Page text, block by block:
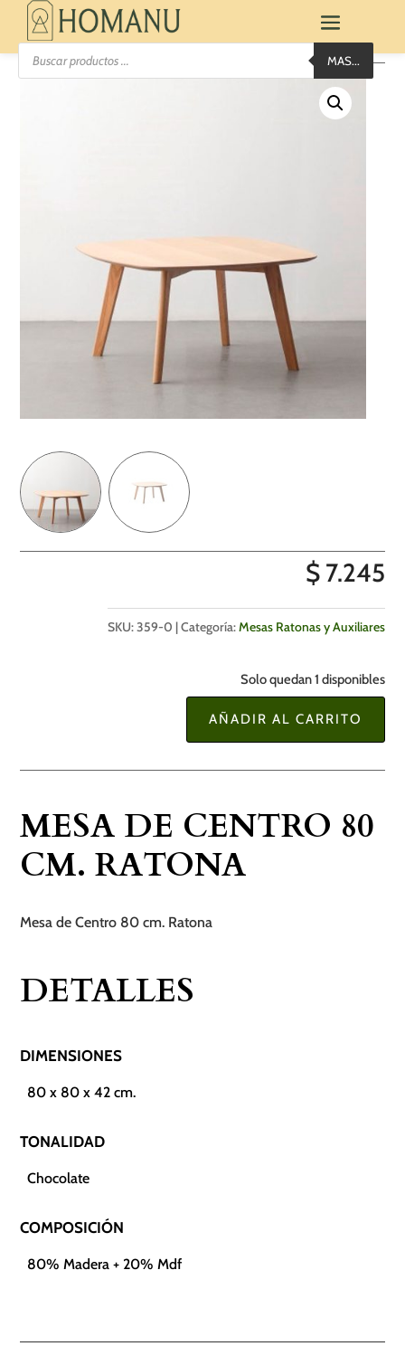
Búsqueda
productos
MAS...
$7.245
SKU:359-0 Categoría:Mesas Ratonas y Auxiliares
Solo quedan 1 disponibles
cm.
Ratona
cantidad
AÑADIR AL CARRITO
MESA DE CENTRO 80
CM. RATONA
Mesa de Centro 80 cm. Ratona
DETALLES
DIMENSIONES
80 x 80 x 42 cm.
TONALIDAD
Chocolate
COMPOSICIÓN
80% Madera + 20% Mdf